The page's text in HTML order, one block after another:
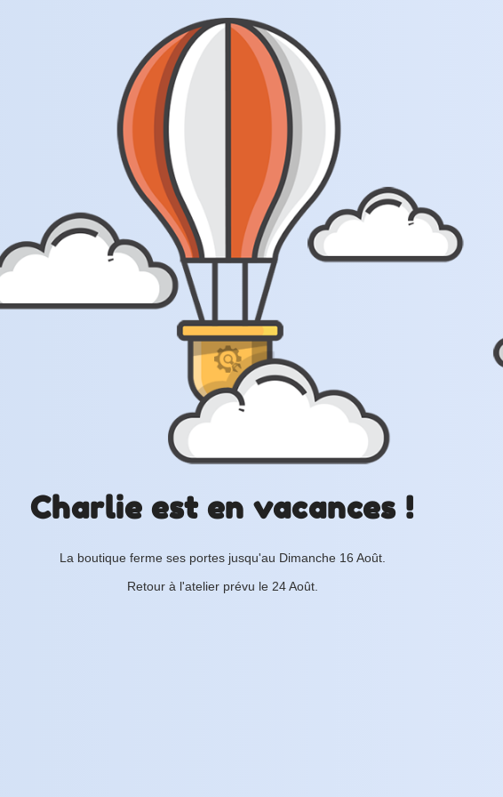
Charlie est en vacances !
La boutique ferme ses portes jusqu'au Dimanche 16 Août.
Retour à l'atelier prévu le 24 Août.